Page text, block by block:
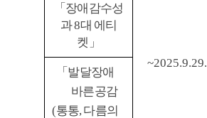
~2025.9.29.
「 장애감수성
과 8대 에티
켓 」
「 발달장애
바른공감
(통통, 다름의